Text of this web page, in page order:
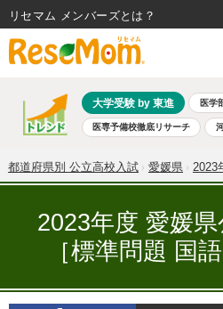
大学受験 by 東進 医学
医専予備校徹底リサーチ
共通テスト 夏休み 8月開催学校説明
自由研究教材（小学生向け） 自由研究教
ランキング
都道府県別 公立高校入試 愛媛県 2023
2023年度 愛媛
［標準問題 国
リセマム メンバーズ